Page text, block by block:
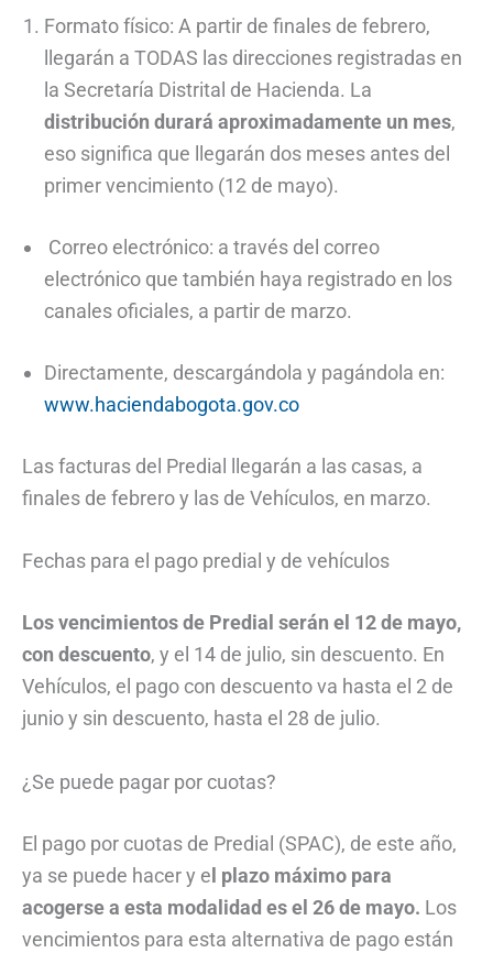
Formato físico: A partir de finales de febrero,
llegarán a TODAS las direcciones registradas en
la Secretaría Distrital de Hacienda. La
distribución durará aproximadamente un mes,
eso significa que llegarán dos meses antes del
primer vencimiento (12 de mayo).
Correo electrónico: a través del correo
electrónico que también haya registrado en los
canales oficiales, a partir de marzo.
Directamente, descargándola y pagándola en:
www.haciendabogota.gov.co
Las facturas del Predial llegarán a las casas, a
finales de febrero y las de Vehículos, en marzo.
Fechas para el pago predial y de vehículos
Los vencimientos de Predial serán el 12 de mayo,
con descuento, y el 14 de julio, sin descuento. En
Vehículos, el pago con descuento va hasta el 2 de
junio y sin descuento, hasta el 28 de julio.
¿Se puede pagar por cuotas?
El pago por cuotas de Predial (SPAC), de este año,
ya se puede hacer y e l plazo máximo para
acogerse a esta modalidad es el 26 de mayo. Los
vencimientos para esta alternativa de pago están